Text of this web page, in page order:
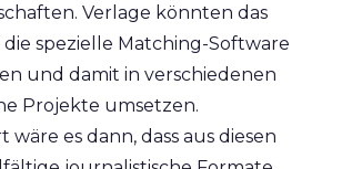
Verlage könnten das
spezielle Matching-Software
und damit in verschiedenen
Projekte umsetzen.
es dann, dass aus diesen